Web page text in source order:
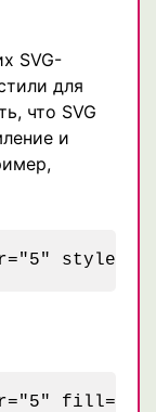
SVG-
для
что SVG
и